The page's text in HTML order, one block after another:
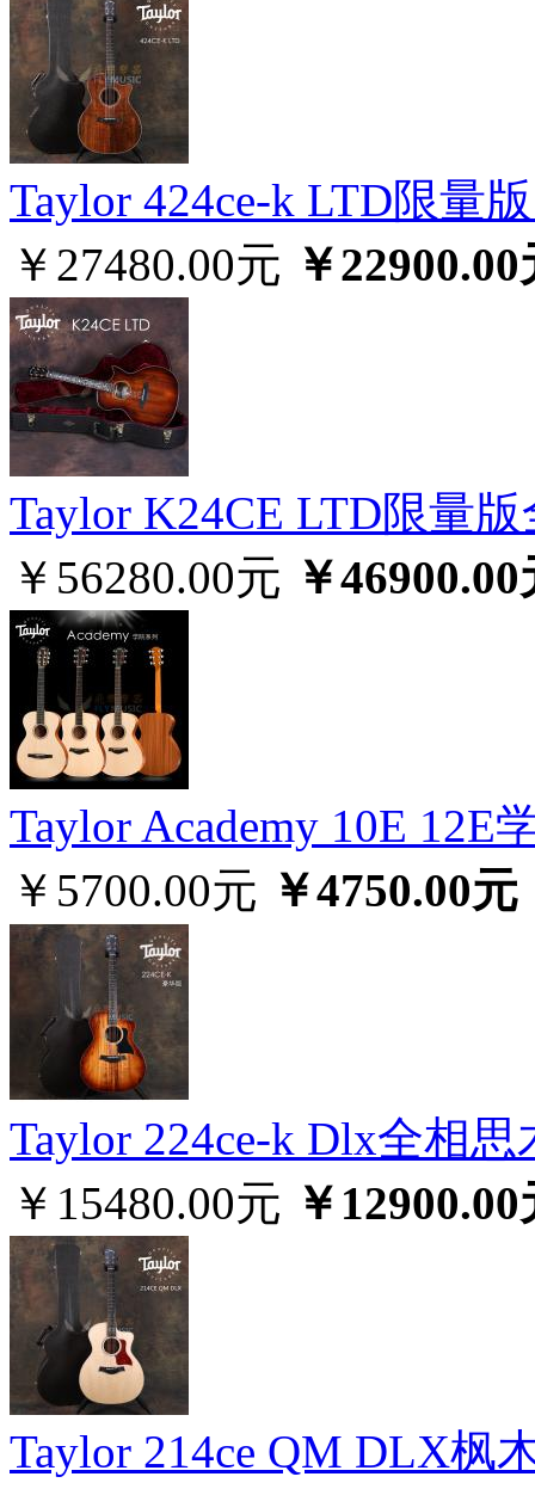
Taylor 424ce-k LTD限量
￥27480.00元 ￥22900.00
Taylor K24CE LTD限量
￥56280.00元 ￥46900.00
Taylor Academy 10E 12E
￥5700.00元 ￥4750.00元
Taylor 224ce-k Dlx全相
￥15480.00元 ￥12900.00
Taylor 214ce QM DLX枫